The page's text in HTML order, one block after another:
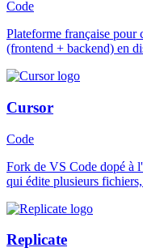
Code
Plateforme française pour
(frontend + backend) en
Cursor
Code
Fork de VS Code dopé à
qui édite plusieurs
Replicate